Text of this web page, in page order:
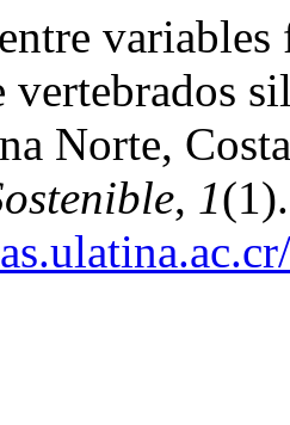
Norte,
, 1(1).